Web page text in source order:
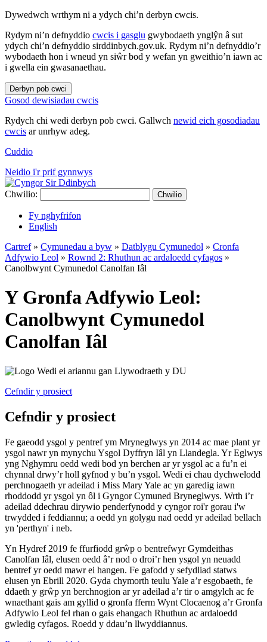
Dywedwch wrthym ni a ydych chi’n derbyn cwcis.
Rydym ni’n defnyddio cwcis i gasglu gwybodaeth ynglŷn â sut
ydych chi’n defnyddio sirddinbych.gov.uk. Rydym ni’n defnyddio’r
wybodaeth hon i wneud yn siŵr bod y wefan yn gweithio’n iawn ac
i gwella ein gwasanaethau.
Derbyn pob cwci
Gosod dewisiadau cwcis
Rydych chi wedi derbyn pob cwci. Gallwch newid eich gosodiadau
cwcis ar unrhyw adeg.
Cuddio
Neidio i'r prif gynnwys
Chwilio: Chwilio
Fy nghyfrifon
English
Cartref» Cymunedau a byw » Datblygu Cymunedol » Cronfa
Adfywio Leol » Rownd 2: Rhuthun ac ardaloedd cyfagos »
Canolbwynt Cymunedol Canolfan Iâl
Y Gronfa Adfywio Leol:
Canolbwynt Cymunedol
Canolfan Iâl
Cefndir y prosiect
Cefndir y prosiect
Fe gaeodd ysgol y pentref ym Mryneglwys yn 2014 ac mae plant yr
ysgol nawr yn mynychu Ysgol Dyffryn Iâl yn Llandegla. Yr Eglwys
yng Nghymru oedd wedi bod yn berchen ar yr ysgol ac a fu’n ei
chynnal drwy’r holl gyfnod y bu’n ysgol. Wedi ei chau dychwelodd
perchnogaeth yr adeilad i Miss Mary Yale ac yn garedig iawn
rhoddodd yr ysgol yn ôl i Gyngor Cymuned Bryneglwys. Wrth i’r
adeilad ddechrau dirywio penderfynodd y cyngor roi'r gorau i'w
trwydded i feddiannu; a oedd yn golygu nad oedd yr adeilad bellach
yn 'perthyn' i neb.
Yn Hydref 2019 fe ffurfiodd grŵp o bentrefwyr Gymdeithas
Canolfan Iâl, elusen oedd â’r nod o droi’r hen ysgol yn neuadd
bentref yr oedd mawr ei hangen. Fe gafodd y sefydliad statws
elusen yn Ebrill 2020. Gyda chymorth teulu Yale a’r esgobaeth, fe
ddaeth y grŵp yn berchnogion ar yr adeilad a’r tir o amgylch ac fe
wnaethant gais am gyllid o gronfa fferm Wynt Clocaenog a’r Gronfa
Adfywio Leol fel rhan o gais ehangach Rhuthun ac ardaloedd
gwledig cyfagos. Roedd y ddau’n llwyddiannus.